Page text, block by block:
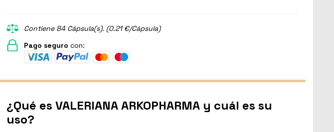
Contiene 84 Cápsula(s). (0.21 €/Cápsula)
Pago seguro con:
¿Qué es VALERIANA ARKOPHARMA y cuál es su
uso?